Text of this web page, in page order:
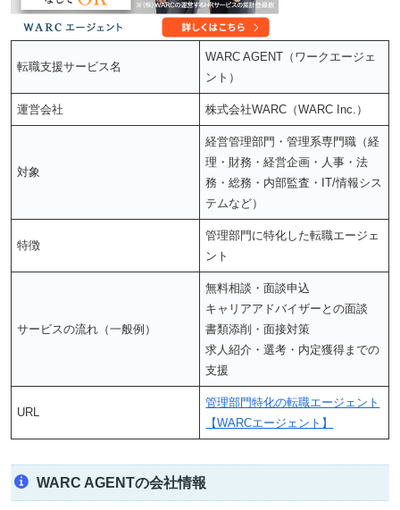
転職支援サービス名
WARC AGENT（ワークエージェ
ント）
運営会社 株式会社WARC（WARC Inc.）
対象
経営管理部門・管理系専門職（経
理・財務・経営企画・人事・法
務・総務・内部監査・IT/情報シス
テムなど）
特徴
管理部門に特化した転職エージェ
ント
サービスの流れ（一般例）
無料相談・面談申込
キャリアアドバイザーとの面談
書類添削・面接対策
求人紹介・選考・内定獲得までの
支援
URL
管理部門特化の転職エージェント
【WARCエージェント】
WARC AGENTの会社情報